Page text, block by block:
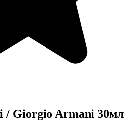
/ Giorgio Armani 30мл